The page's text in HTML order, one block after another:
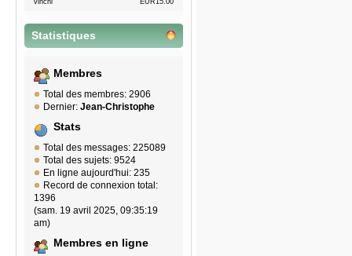
vinchi
EUR15.00
Statistiques
Membres
Total des membres: 2906
Dernier: Jean-Christophe
Stats
Total des messages: 225089
Total des sujets: 9524
En ligne aujourd'hui: 235
Record de connexion total:
1396
(sam. 19 avril 2025, 09:35:19
am)
Membres en ligne